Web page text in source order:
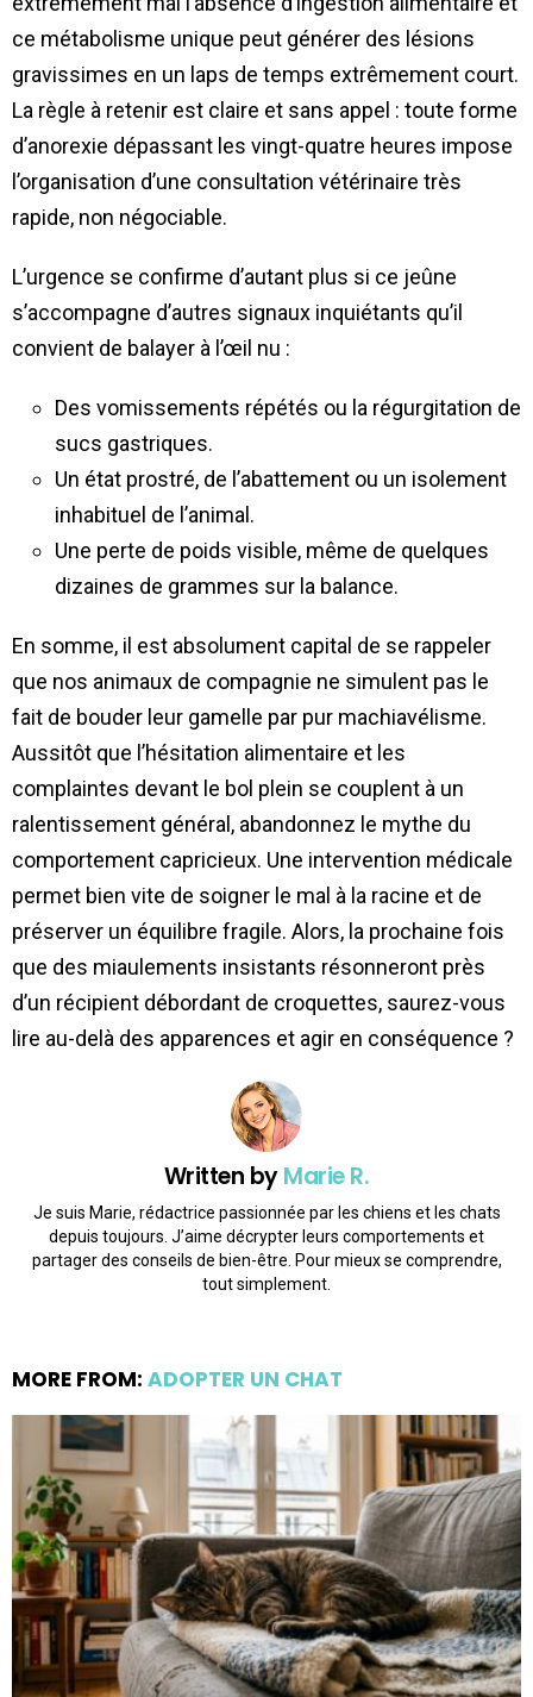
ce métabolisme unique peut générer des lésions
gravissimes en un laps de temps extrêmement court.
La règle à retenir est claire et sans appel : toute forme
d’anorexie dépassant les vingt-quatre heures impose
l’organisation d’une consultation vétérinaire très
rapide, non négociable.
L’urgence se confirme d’autant plus si ce jeûne
s’accompagne d’autres signaux inquiétants qu’il
convient de balayer à l’œil nu :
Des vomissements répétés ou la régurgitation de
sucs gastriques.
Un état prostré, de l’abattement ou un isolement
inhabituel de l’animal.
Une perte de poids visible, même de quelques
dizaines de grammes sur la balance.
En somme, il est absolument capital de se rappeler
que nos animaux de compagnie ne simulent pas le
fait de bouder leur gamelle par pur machiavélisme.
Aussitôt que l’hésitation alimentaire et les
complaintes devant le bol plein se couplent à un
ralentissement général, abandonnez le mythe du
comportement capricieux. Une intervention médicale
permet bien vite de soigner le mal à la racine et de
préserver un équilibre fragile. Alors, la prochaine fois
que des miaulements insistants résonneront près
d’un récipient débordant de croquettes, saurez-vous
lire au-delà des apparences et agir en conséquence ?
Written byMarie R.
Je suis Marie, rédactrice passionnée par les chiens et les chats
depuis toujours. J’aime décrypter leurs comportements et
partager des conseils de bien-être. Pour mieux se comprendre,
tout simplement.
MORE FROM: ADOPTER UN CHAT